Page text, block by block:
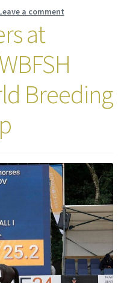
a comment
at
Breeding